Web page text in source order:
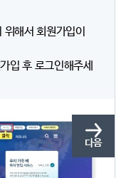
해서 회원가입이
입 후 로그인해주세
다음